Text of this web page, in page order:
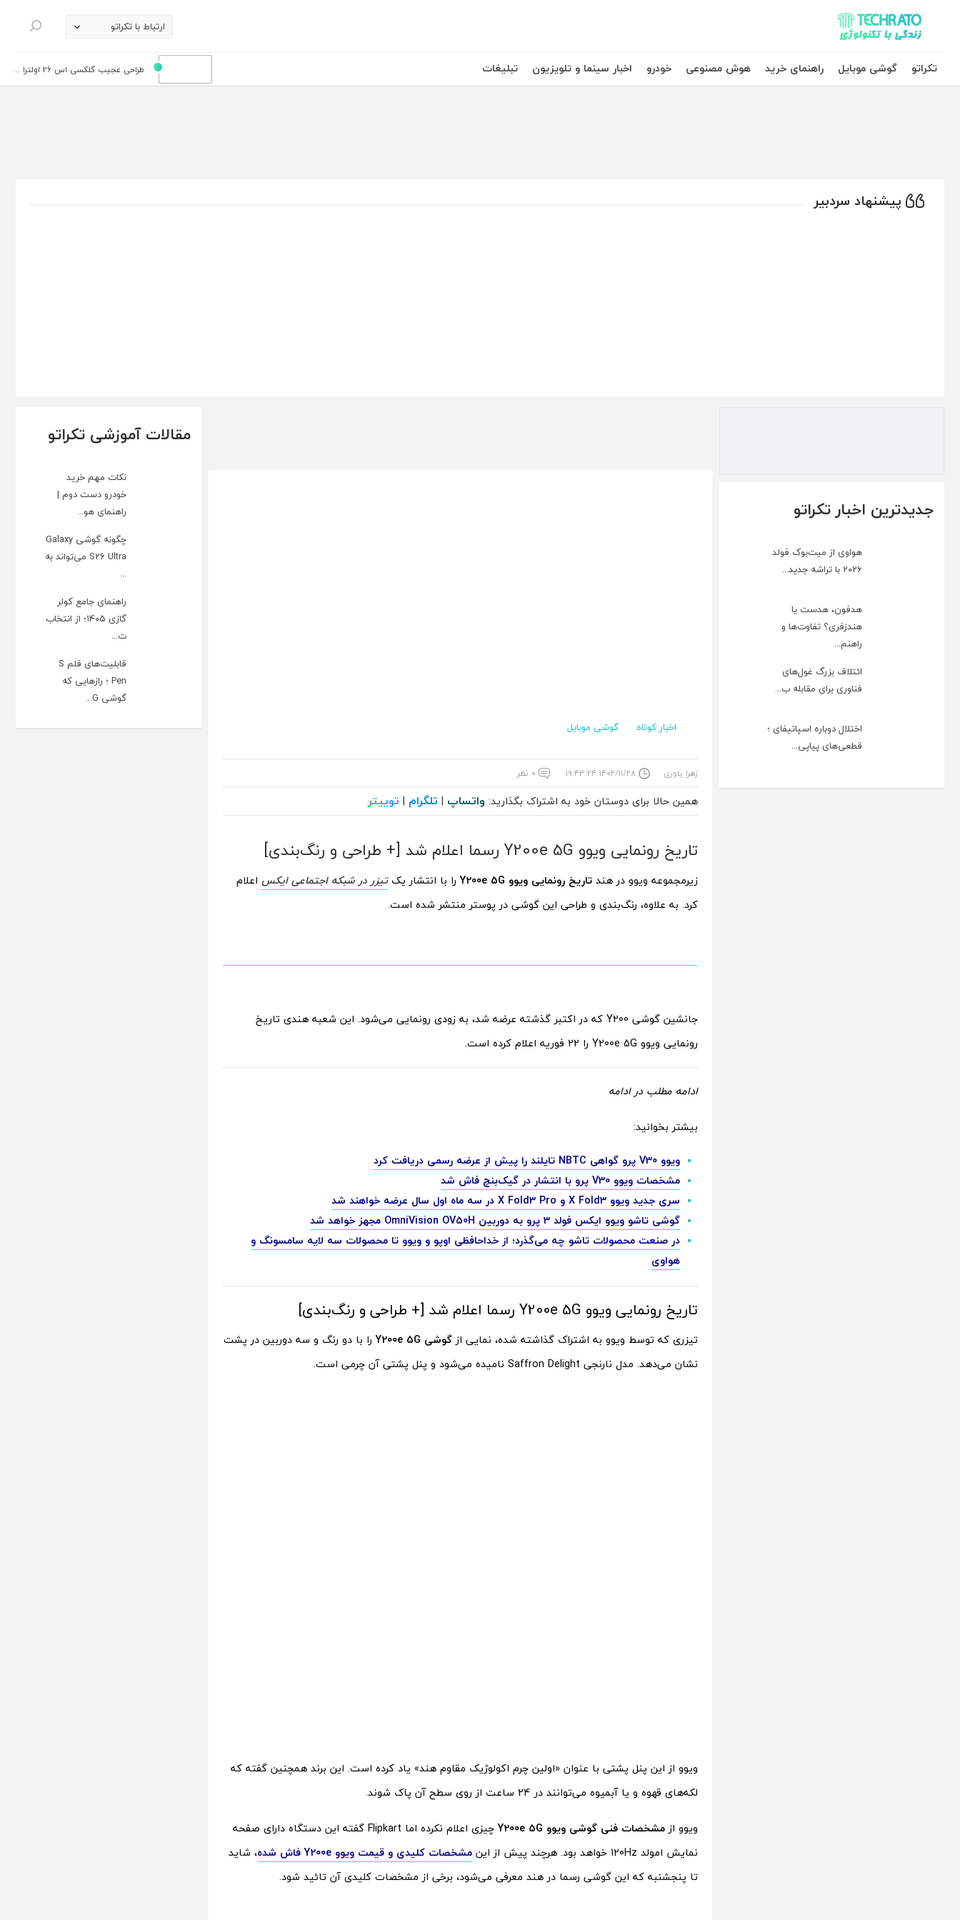
تکراتو – زندگی با تکنولوژی ارتباط با تکراتو
جستجو
تکراتو
گوشی موبایل راهنمای خرید هوش مصنوعی خودرو اخبار سینما و تلویزیون تبلیغات طراحی عجیب گلکسی اس 26 اولترا ...
پیشنهاد سردبیر
جدیدترین اخبار تکراتو
هواوی از میت‌بوک فولد
2026 با تراشه جدید...
هدفون، هدست یا
هندزفری؟ تفاوت‌ها و
راهنم...
ائتلاف بزرگ غول‌های
فناوری برای مقابله ب...
اختلال دوباره اسپاتیفای ؛
قطعی‌های پیاپی...
اخبار کوتاه گوشی موبایل
زهرا یاوری ۱۴۰۲/۱۱/۲۸ ۱۹:۴۳:۲۴ ۰ نظر
همین حالا برای دوستان خود به اشتراک بگذارید: واتساپ | تلگرام | توییتر
تاریخ رونمایی ویوو Y200e 5G رسما اعلام شد [+ طراحی و رنگ‌بندی]
زیرمجموعه ویوو در هند تاریخ رونمایی ویوو Y200e 5G را با انتشار یکتیزر در شبکه اجتماعی ایکس اعلام
کرد. به علاوه، رنگ‌بندی و طراحی این گوشی در پوستر منتشر شده است.
جانشین گوشی Y200 که در اکتبر گذشته عرضه شد، به زودی رونمایی می‌شود. این شعبه هندی تاریخ
رونمایی ویوو Y200e 5G را 22 فوریه اعلام کرده است.
ادامه مطلب در ادامه
بیشتر بخوانید:
ویوو V30 پرو گواهی NBTC تایلند را پیش از عرضه رسمی دریافت کرد
مشخصات ویوو V30 پرو با انتشار در گیک‌بنچ فاش شد
سری جدید ویوو X Fold3 و X Fold3 Pro در سه ماه اول سال عرضه خواهند شد
گوشی تاشو ویوو ایکس فولد 3 پرو به دوربین OmniVision OV50H مجهز خواهد شد
در صنعت محصولات تاشو چه می‌گذرد؛ از خداحافظی اوپو و ویوو تا محصولات سه لایه سامسونگ و
هواوی
تاریخ رونمایی ویوو Y200e 5G رسما اعلام شد [+ طراحی و رنگ‌بندی]
تیزری که توسط ویوو به اشتراک گذاشته شده، نمایی ازگوشی Y200e 5G
را با دو رنگ و سه دوربین در پشت
نشان می‌دهد. مدل نارنجی Saffron Delight نامیده می‌شود و پنل پشتی آن چرمی است.
ویوو از این پنل پشتی با عنوان «اولین چرم اکولوژیک مقاوم هند» یاد کرده است. این برند همچنین گفته که
لکه‌های قهوه و یا آبمیوه می‌توانند در 24 ساعت از روی سطح آن پاک شوند.
ویوو ازمشخصات فنی گوشی ویوو Y200e 5G
چیزی اعلام نکرده اما Flipkart گفته این دستگاه دارای صفحه
نمایش امولد 120Hz خواهد بود. هرچند پیش از این
مشخصات کلیدی و قیمت ویوو Y200e فاش شده
، شاید
تا پنجشنبه که این گوشی رسما در هند معرفی می‌شود، برخی از مشخصات کلیدی آن تائید شود.
مقالات آموزشی تکراتو
نکات مهم خرید
خودرو دست دوم |
راهنمای هو...
چگونه گوشی Galaxy
S26 Ultra می‌تواند به
...
راهنمای جامع کولر
گازی ۱۴۰۵؛ از انتخاب
ت...
قابلیت‌های قلم S
Pen ؛ رازهایی که
گوشی G...